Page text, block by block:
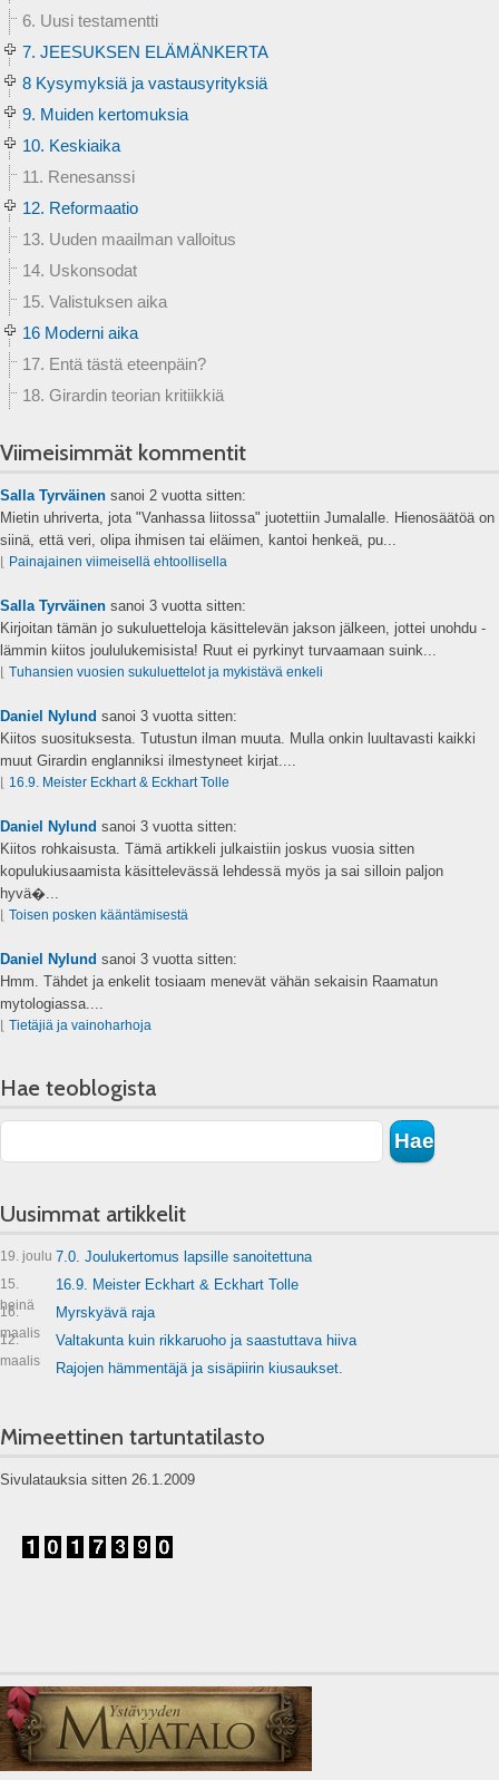
6. Uusi testamentti
7. JEESUKSEN ELÄMÄNKERTA
8 Kysymyksiä ja vastausyrityksiä
9. Muiden kertomuksia
10. Keskiaika
11. Renesanssi
12. Reformaatio
13. Uuden maailman valloitus
14. Uskonsodat
15. Valistuksen aika
16 Moderni aika
17. Entä tästä eteenpäin?
18. Girardin teorian kritiikkiä
Viimeisimmät kommentit
Salla Tyrväinen sanoi 2 vuotta sitten:
Mietin uhriverta, jota "Vanhassa liitossa" juotettiin Jumalalle. Hienosäätöä on
siinä, että veri, olipa ihmisen tai eläimen, kantoi henkeä, pu...
Painajainen viimeisellä ehtoollisella
Salla Tyrväinen sanoi 3 vuotta sitten:
Kirjoitan tämän jo sukuluetteloja käsittelevän jakson jälkeen, jottei unohdu -
lämmin kiitos joululukemisista! Ruut ei pyrkinyt turvaamaan suink...
Tuhansien vuosien sukuluettelot ja mykistävä enkeli
Daniel Nylund sanoi 3 vuotta sitten:
Kiitos suosituksesta. Tutustun ilman muuta. Mulla onkin luultavasti kaikki
muut Girardin englanniksi ilmestyneet kirjat....
16.9. Meister Eckhart & Eckhart Tolle
Daniel Nylund sanoi 3 vuotta sitten:
Kiitos rohkaisusta. Tämä artikkeli julkaistiin joskus vuosia sitten
kopulukiusaamista käsittelevässä lehdessä myös ja sai silloin paljon
hyvä�...
Toisen posken kääntämisestä
Daniel Nylund sanoi 3 vuotta sitten:
Hmm. Tähdet ja enkelit tosiaam menevät vähän sekaisin Raamatun
mytologiassa....
Tietäjiä ja vainoharhoja
Hae teoblogista
Uusimmat artikkelit
19. joulu 7.0. Joulukertomus lapsille sanoitettuna
15.
heinä
16.9. Meister Eckhart & Eckhart Tolle
16.
maalis
Myrskyävä raja
12.
maalis
Valtakunta kuin rikkaruoho ja saastuttava hiiva
Rajojen hämmentäjä ja sisäpiirin kiusaukset.
Mimeettinen tartuntatilasto
Sivulatauksia sitten 26.1.2009